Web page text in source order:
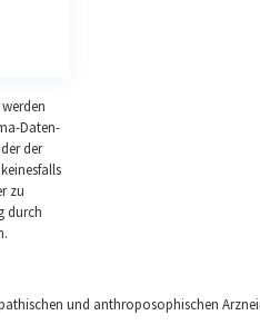
Daten-
der
zu
durch
und anthroposophischen